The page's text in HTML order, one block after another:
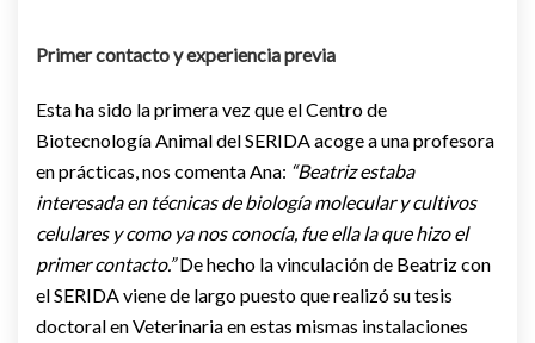
Primer contacto y experiencia previa
Esta ha sido la primera vez que el Centro de
Biotecnología Animal del SERIDA acoge a una profesora
en prácticas, nos comenta Ana: “Beatriz estaba
interesada en técnicas de biología molecular y cultivos
celulares y como ya nos conocía, fue ella la que hizo el
primer contacto.”De hecho la vinculación de Beatriz con
el SERIDA viene de largo puesto que realizó su tesis
doctoral en Veterinaria en estas mismas instalaciones